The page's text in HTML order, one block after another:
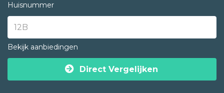
Huisnummer
Bekijk aanbiedingen
Direct Vergelijken